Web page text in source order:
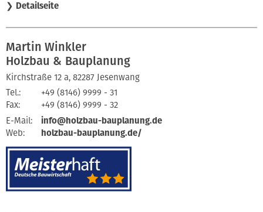
❯ Detailseite
Martin Winkler
Holzbau & Bauplanung
Kirchstraße 12 a, 82287 Jesenwang
Tel.:
+49 (8146) 9999 - 31
Fax:
+49 (8146) 9999 - 32
E-Mail:
info@holzbau-bauplanung.de
Web:
holzbau-bauplanung.de/